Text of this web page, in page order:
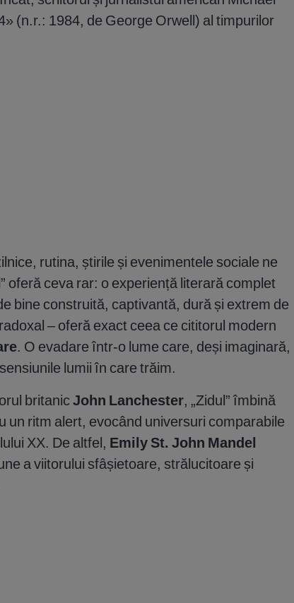
(n.r.: 1984, de George Orwell) al timpurilor
rutina, știrile și evenimentele sociale ne
oferă ceva rar: o experiență literară complet
bine construită, captivantă, dură și extrem de
– oferă exact ceea ce cititorul modern
. O evadare într-o lume care, deși imaginară,
lumii în care trăim.
britanicJohn Lanchester, „Zidul” îmbină
un ritm alert, evocând universuri comparabile
XX. De altfel, Emily St. John Mandel
a viitorului sfâșietoare, strălucitoare și